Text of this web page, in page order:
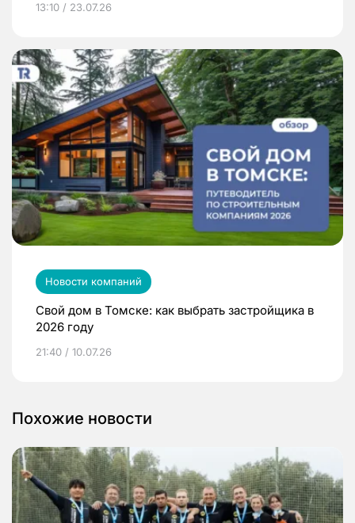
13:10 / 23.07.26
Новости компаний
Свой дом в Томске: как выбрать застройщика в
2026 году
21:40 / 10.07.26
Похожие новости